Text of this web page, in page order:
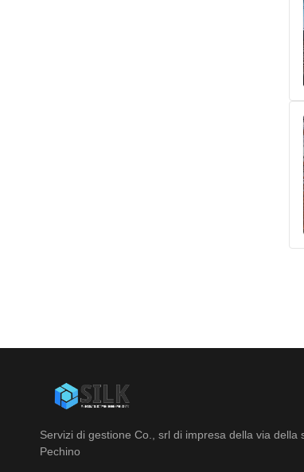
Servizi di gestione Co., srl di impresa della via della
Pechino